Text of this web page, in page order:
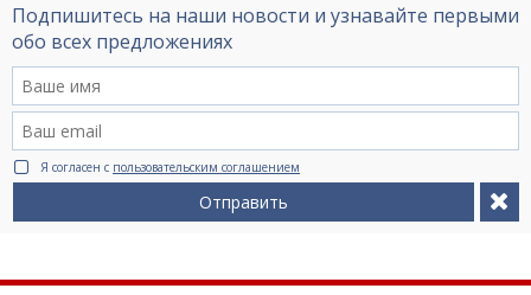
Подпишитесь на наши новости и узнавайте первыми
обо всех предложениях
Я согласен с пользовательским соглашением
Отправить